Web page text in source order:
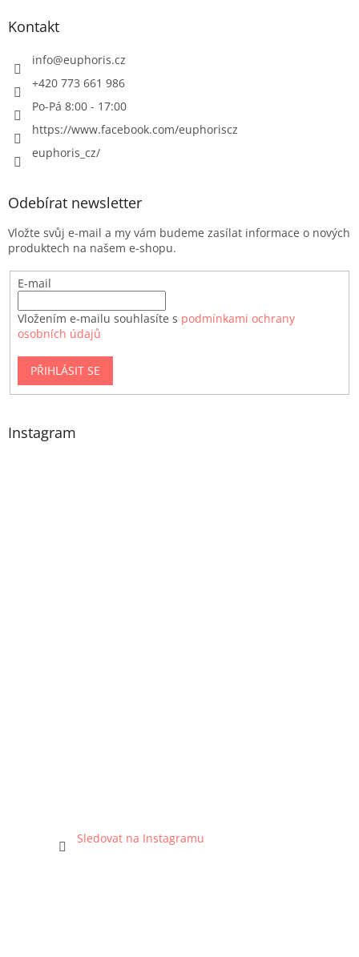
Kontakt
info@euphoris.cz
+420 773 661 986
Po-Pá 8:00 - 17:00
https://www.facebook.com/euphoriscz
euphoris_cz/
Odebírat newsletter
Vložte svůj e-mail a my vám budeme zasílat informace o nových
produktech na našem e-shopu.
E-mail
Vložením e-mailu souhlasíte s podmínkami ochrany
osobních údajů
PŘIHLÁSIT SE
Instagram
Sledovat na Instagramu